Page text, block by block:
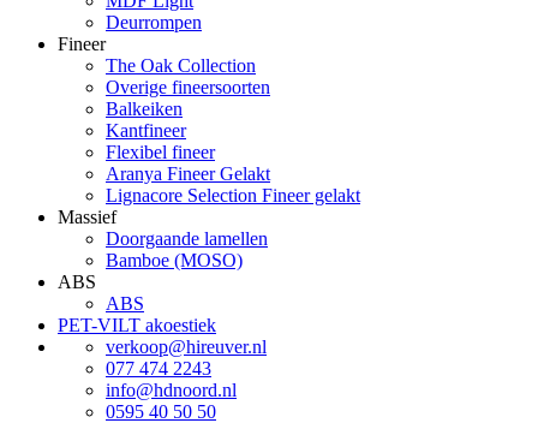
Deurrompen
Fineer
The Oak Collection
Overige fineersoorten
Balkeiken
Kantfineer
Flexibel fineer
Aranya Fineer Gelakt
Lignacore Selection Fineer gelakt
Massief
Doorgaande lamellen
Bamboe (MOSO)
ABS
ABS
PET-VILT akoestiek
verkoop@hireuver.nl
077 474 2243
info@hdnoord.nl
0595 40 50 50